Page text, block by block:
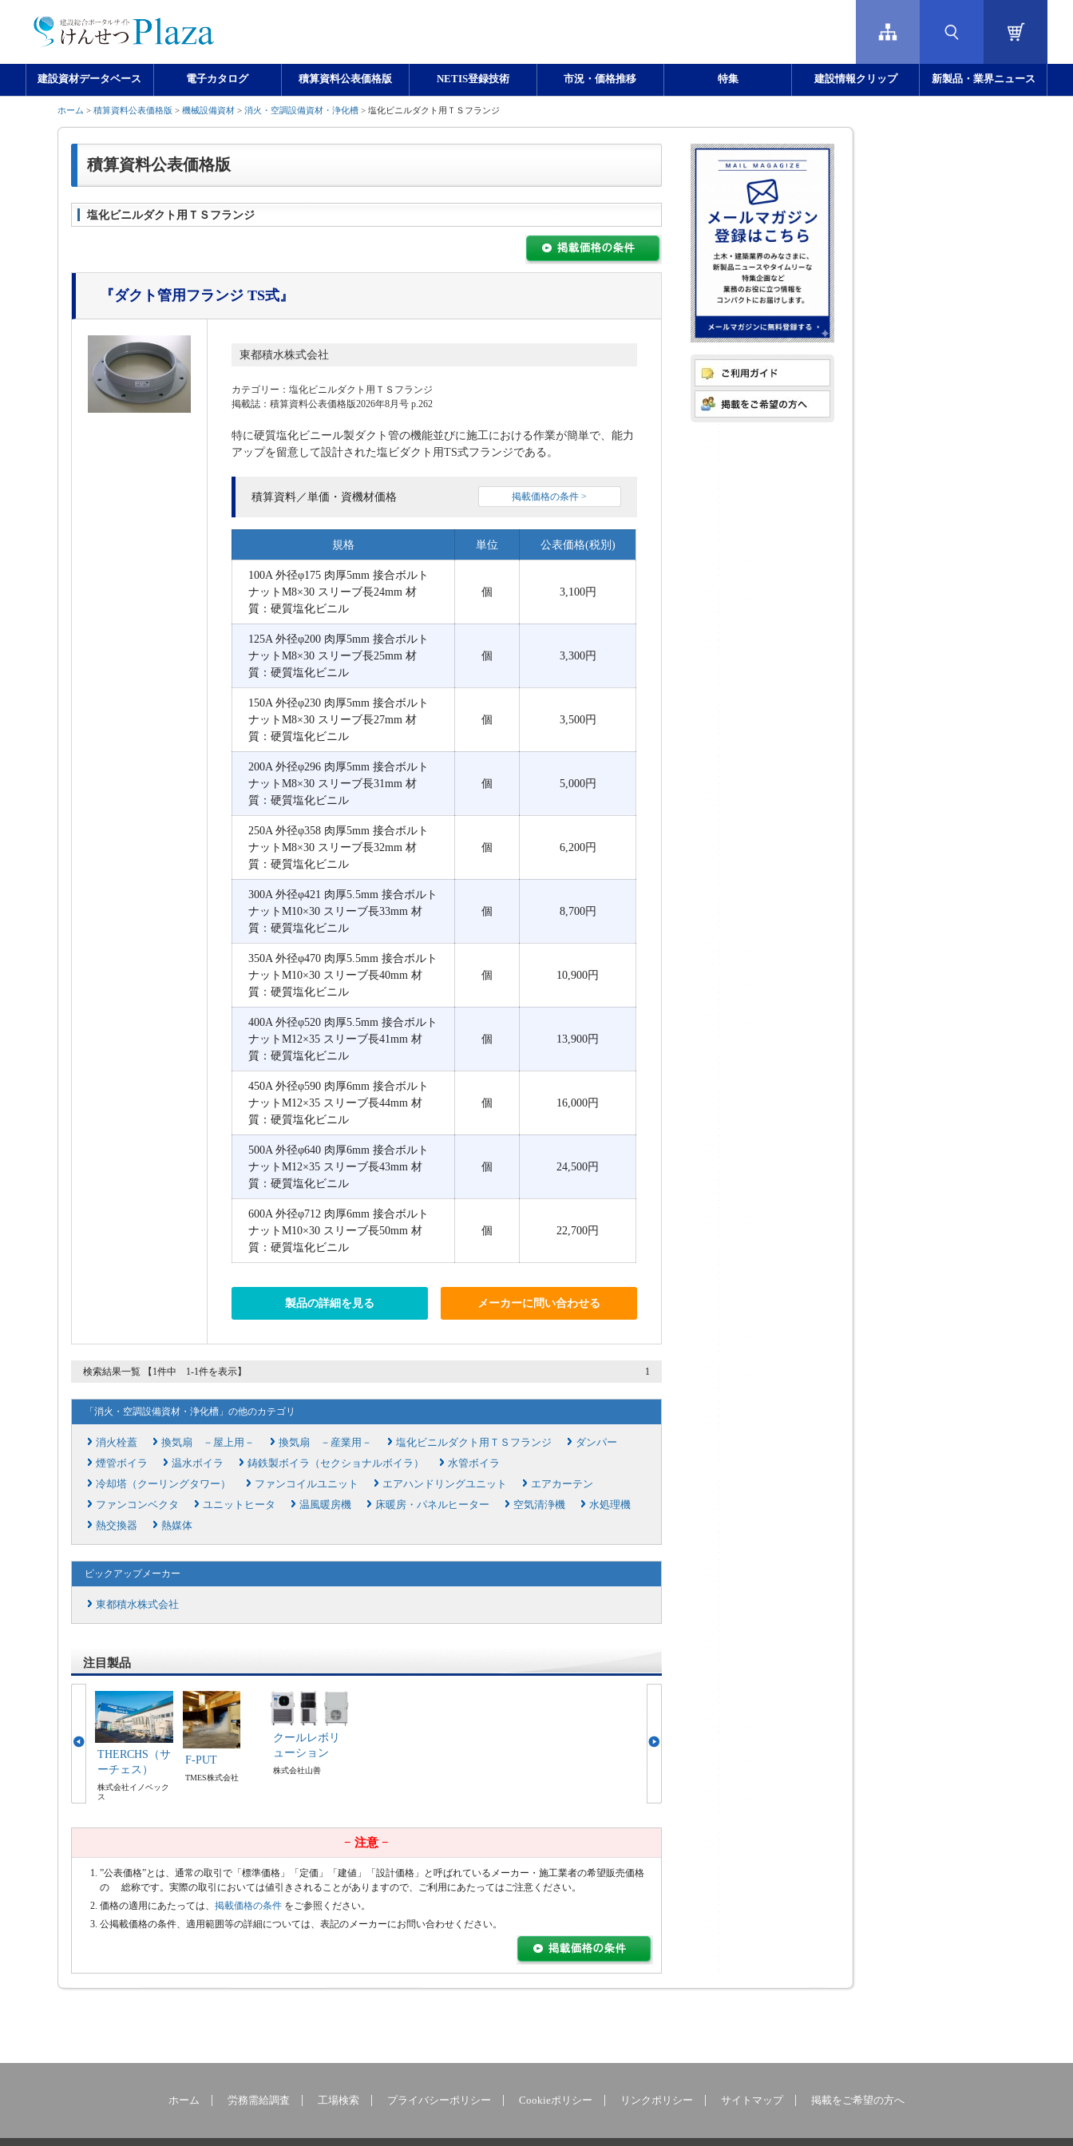
建設資材データベース 電子カタログ 積算資料公表価格版 NETIS登録技術 市況・価格推移 特集 建設情報クリップ 新製品・業界ニュース
ホーム > 積算資料公表価格版 > 機械設備資材 > 消火・空調設備資材・浄化槽 > 塩化ビニルダクト用ＴＳフランジ
積算資料公表価格版
塩化ビニルダクト用ＴＳフランジ
『ダクト管用フランジ TS式』
東都積水株式会社
カテゴリー：塩化ビニルダクト用ＴＳフランジ
掲載誌：積算資料公表価格版2026年8月号 p.262
特に硬質塩化ビニール製ダクト管の機能並びに施工における作業が簡単で、能力
アップを留意して設計された塩ビダクト用TS式フランジである。
積算資料／単価・資機材価格 掲載価格の条件 >
規格 単位 公表価格(税別)
100A 外径φ175 肉厚5mm 接合ボルト
ナットM8×30 スリーブ長24mm 材
質：硬質塩化ビニル
個 3,100円
125A 外径φ200 肉厚5mm 接合ボルト
ナットM8×30 スリーブ長25mm 材
質：硬質塩化ビニル
個 3,300円
150A 外径φ230 肉厚5mm 接合ボルト
ナットM8×30 スリーブ長27mm 材
質：硬質塩化ビニル
個 3,500円
200A 外径φ296 肉厚5mm 接合ボルト
ナットM8×30 スリーブ長31mm 材
質：硬質塩化ビニル
個 5,000円
250A 外径φ358 肉厚5mm 接合ボルト
ナットM8×30 スリーブ長32mm 材
質：硬質塩化ビニル
個 6,200円
300A 外径φ421 肉厚5.5mm 接合ボルト
ナットM10×30 スリーブ長33mm 材
質：硬質塩化ビニル
個 8,700円
350A 外径φ470 肉厚5.5mm 接合ボルト
ナットM10×30 スリーブ長40mm 材
質：硬質塩化ビニル
個 10,900円
400A 外径φ520 肉厚5.5mm 接合ボルト
ナットM12×35 スリーブ長41mm 材
質：硬質塩化ビニル
個 13,900円
450A 外径φ590 肉厚6mm 接合ボルト
ナットM12×35 スリーブ長44mm 材
質：硬質塩化ビニル
個 16,000円
500A 外径φ640 肉厚6mm 接合ボルト
ナットM12×35 スリーブ長43mm 材
質：硬質塩化ビニル
個 24,500円
600A 外径φ712 肉厚6mm 接合ボルト
ナットM10×30 スリーブ長50mm 材
質：硬質塩化ビニル
個 22,700円
製品の詳細を見る メーカーに問い合わせる
検索結果一覧 【1件中 1-1件を表示】 1
「消火・空調設備資材・浄化槽」の他のカテゴリ
消火栓蓋 換気扇 －屋上用－ 換気扇 －産業用－ 塩化ビニルダクト用ＴＳフランジ
ダンパー
煙管ボイラ
温水ボイラ 鋳鉄製ボイラ（セクショナルボイラ）
水管ボイラ
冷却塔（クーリングタワー）
ファンコイルユニット エアハンドリングユニット
エアカーテン
ファンコンベクタ
ユニットヒータ 温風暖房機 床暖房・パネルヒーター 空気清浄機
水処理機
熱交換器
熱媒体
ピックアップメーカー
東都積水株式会社
注目製品
THERCHS（サ
ーチェス）
株式会社イノベック
ス
F-PUT
TMES株式会社
クールレボリ
ューション
株式会社山善
− 注意 −
”公表価格”とは、通常の取引で「標準価格」「定価」「建値」「設計価格」と呼ばれているメーカー・施工業者の希望販売価格
の 総称です。実際の取引においては値引きされることがありますので、ご利用にあたってはご注意ください。
価格の適用にあたっては、 掲載価格の条件 をご参照ください。
公掲載価格の条件、適用範囲等の詳細については、表記のメーカーにお問い合わせください。
ホーム 労務需給調査 工場検索 プライバシーポリシー Cookieポリシー リンクポリシー サイトマップ 掲載をご希望の方へ